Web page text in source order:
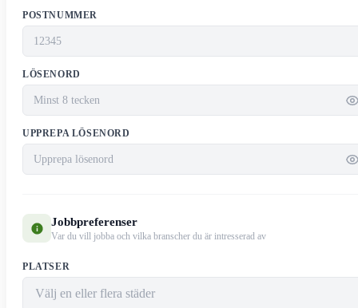
POSTNUMMER
LÖSENORD
UPPREPA LÖSENORD
Jobbpreferenser
Var du vill jobba och vilka branscher du är intresserad av
PLATSER